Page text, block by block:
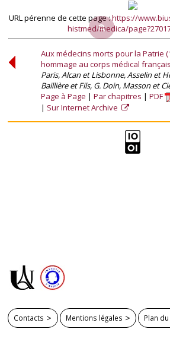
URL pérenne de cette page :https://
histmed/medica/
Aux médecins morts pour la Patrie
hommage au corps médical français
Paris, Alcan et Lisbonne, Asselin et
Baillière et Fils, G. Doin, Masson et
Page à Page
Par chapitres
PDF
Sur Internet Archive
Contacts Mentions légales Plan